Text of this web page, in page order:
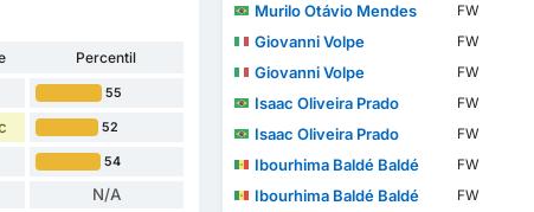
Percentil
55
52
54
N/A
Murilo Otávio Mendes
FW
Giovanni Volpe
FW
Giovanni Volpe
FW
Isaac Oliveira Prado
FW
Isaac Oliveira Prado
FW
Ibourhima Baldé Baldé
FW
Ibourhima Baldé Baldé
FW